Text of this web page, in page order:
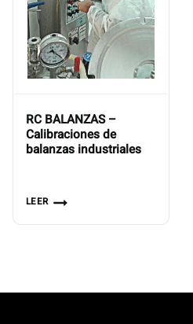
RC BALANZAS –
Calibraciones de
balanzas industriales
LEER